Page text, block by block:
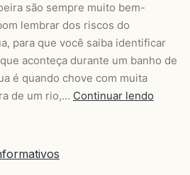
são sempre muito bem-
lembrar dos riscos do
para que você saiba identificar
aconteça durante um banho de
é quando chove com muita
de um rio,… Continuar lendo